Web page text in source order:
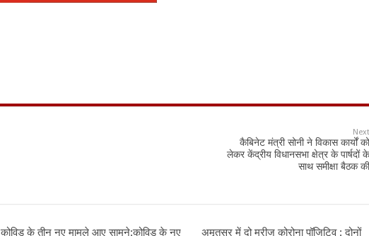
Next
कैबिनेट मंत्री सोनी ने विकास कार्यों को
लेकर केंद्रीय विधानसभा क्षेत्र के पार्षदों के
साथ समीक्षा बैठक की
कोविड के तीन नए मामले आए सामने:कोविड के नए अमृतसर में दो मरीज कोरोना पॉजिटिव : दोनों